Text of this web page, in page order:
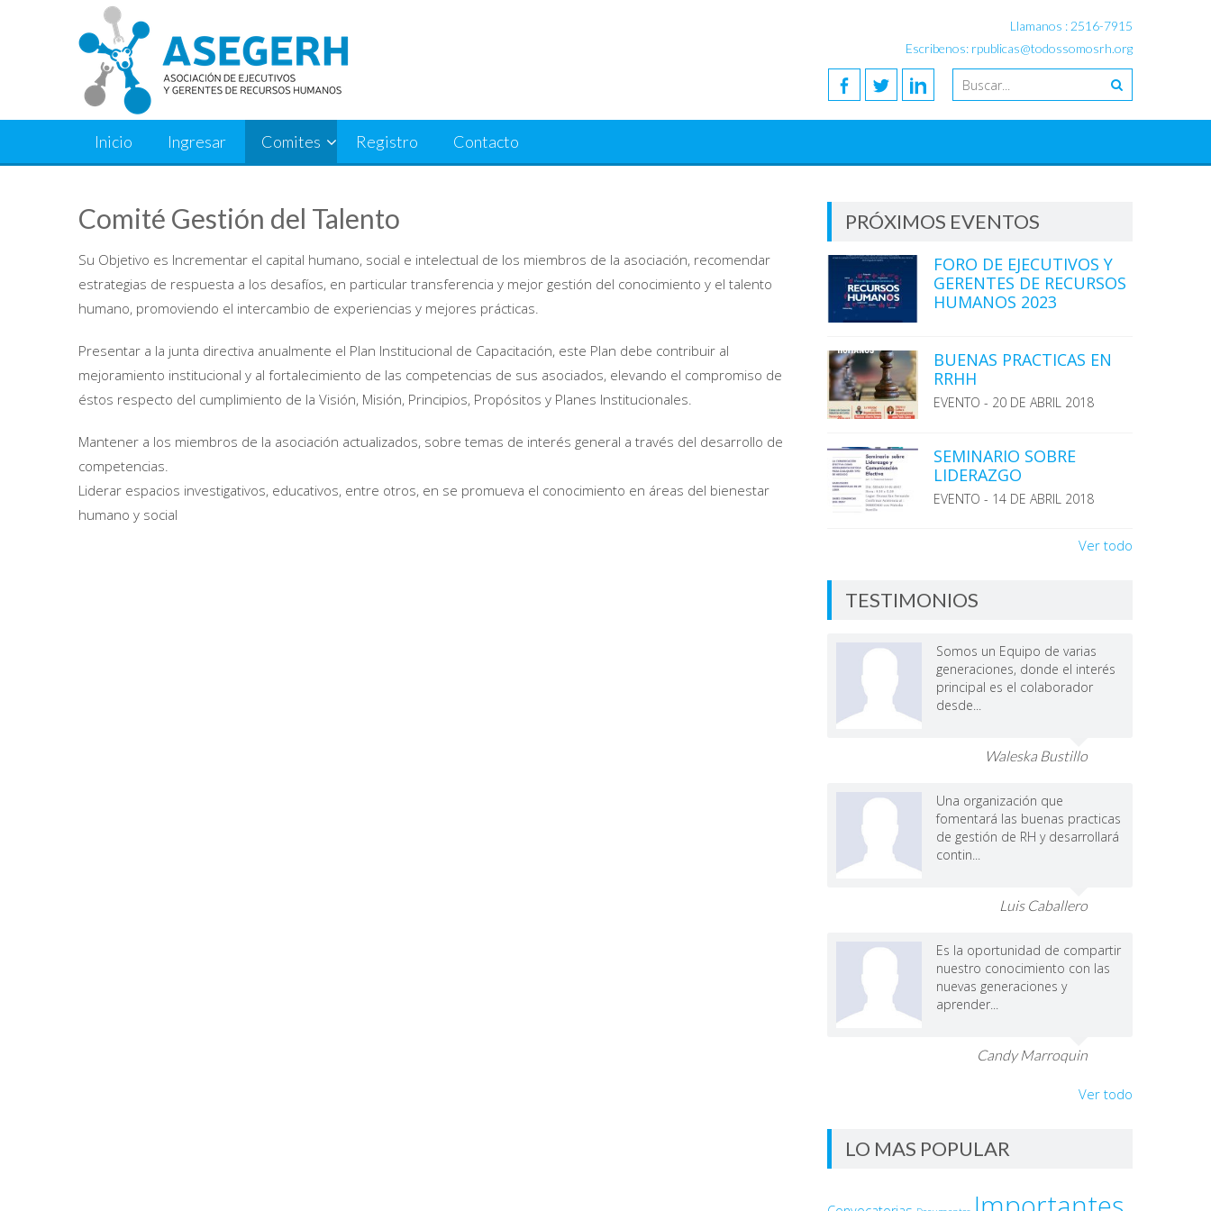
Llamanos : 2516-7915
Escribenos: rpublicas@todossomosrh.org
Inicio Ingresar Comites Registro Contacto
Comité Gestión del Talento
Su Objetivo es Incrementar el capital humano, social e intelectual de los miembros de la asociación, recomendar
estrategias de respuesta a los desafíos, en particular transferencia y mejor gestión del conocimiento y el talento
humano, promoviendo el intercambio de experiencias y mejores prácticas.
Presentar a la junta directiva anualmente el Plan Institucional de Capacitación, este Plan debe contribuir al
mejoramiento institucional y al fortalecimiento de las competencias de sus asociados, elevando el compromiso de
éstos respecto del cumplimiento de la Visión, Misión, Principios, Propósitos y Planes Institucionales.
Mantener a los miembros de la asociación actualizados, sobre temas de interés general a través del desarrollo de
competencias.
Liderar espacios investigativos, educativos, entre otros, en se promueva el conocimiento en áreas del bienestar
humano y social
PRÓXIMOS EVENTOS
FORO DE EJECUTIVOS Y
GERENTES DE RECURSOS
HUMANOS 2023
BUENAS PRACTICAS EN
RRHH
EVENTO - 20 DE ABRIL 2018
SEMINARIO SOBRE
LIDERAZGO
EVENTO - 14 DE ABRIL 2018
Ver todo
TESTIMONIOS
Somos un Equipo de varias
generaciones, donde el interés
principal es el colaborador
desde...
Waleska Bustillo
Una organización que
fomentará las buenas practicas
de gestión de RH y desarrollará
contin...
Luis Caballero
Es la oportunidad de compartir
nuestro conocimiento con las
nuevas generaciones y
aprender...
Candy Marroquin
Ver todo
LO MAS POPULAR